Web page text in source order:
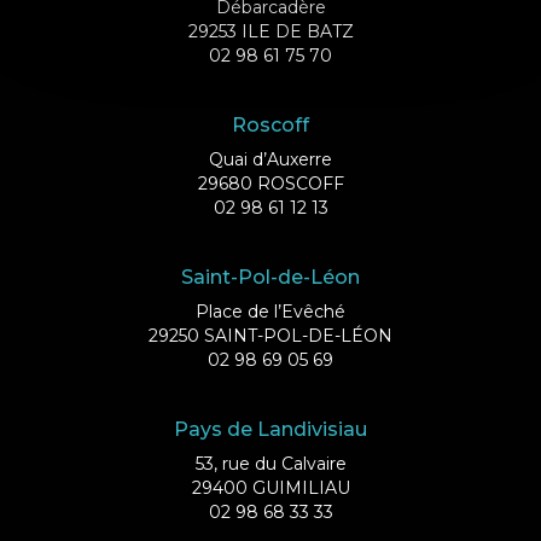
Débarcadère
29253 ILE DE BATZ
02 98 61 75 70
Roscoff
Quai d’Auxerre
29680 ROSCOFF
02 98 61 12 13
Saint-Pol-de-Léon
Place de l’Evêché
29250 SAINT-POL-DE-LÉON
02 98 69 05 69
Pays de Landivisiau
53, rue du Calvaire
29400 GUIMILIAU
02 98 68 33 33